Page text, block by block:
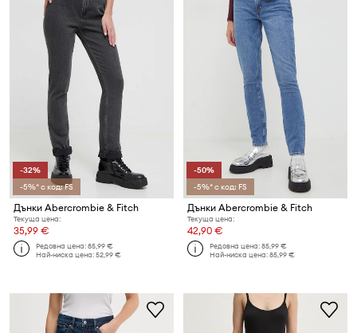
-32%
-5%* с код: FS
Дънки Abercrombie & Fitch
Текуща цена:
35,99 €
Редовна цена:85,99 €
Най-ниска цена:52,99 €
-50%
-5%* с код: FS
Дънки Abercrombie & Fitch
Текуща цена:
42,90 €
Редовна цена:85,99 €
Най-ниска цена:85,99 €